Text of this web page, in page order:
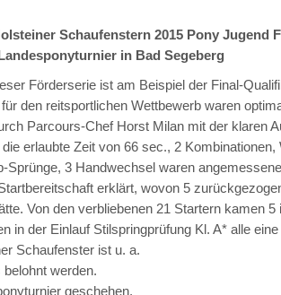
Schaufenstern 2015 Pony Jugend
in Bad Segeberg
Förderserie ist am Beispiel der Final-
den reitsportlichen Wettbewerb waren
Parcours-Chef Horst Milan mit der klaren
erlaubte Zeit von 66 sec., 2
Sprünge, 3 Handwechsel waren
erklärt, wovon 5
Von den verbliebenen 21 Startern kamen
in der Einlauf Stilspringprüfung Kl. A* alle
Schaufenster ist u. a.
werden.
geschehen.